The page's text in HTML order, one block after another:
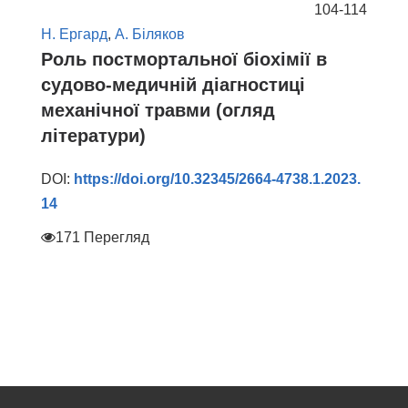
104-114
Н. Ергард, А. Біляков
Роль постмортальної біохімії в
судово-медичній діагностиці
механічної травми (огляд
літератури)
DOI: https://doi.org/10.32345/2664-4738.1.2023.
14
171 Перегляд